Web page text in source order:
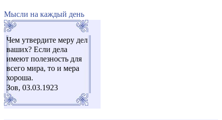
Мысли на каждый день
Чем утвердите меру дел
ваших? Если дела
имеют полезность для
всего мира, то и мера
хороша.
Зов, 03.03.1923